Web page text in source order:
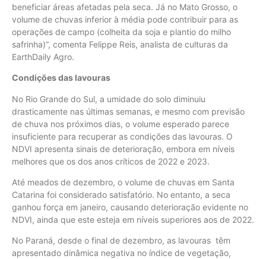
beneficiar áreas afetadas pela seca. Já no Mato Grosso, o
volume de chuvas inferior à média pode contribuir para as
operações de campo (colheita da soja e plantio do milho
safrinha)”, comenta Felippe Reis, analista de culturas da
EarthDaily Agro.
Condições das lavouras
No Rio Grande do Sul, a umidade do solo diminuiu
drasticamente nas últimas semanas, e mesmo com previsão
de chuva nos próximos dias, o volume esperado parece
insuficiente para recuperar as condições das lavouras. O
NDVI apresenta sinais de deterioração, embora em níveis
melhores que os dos anos críticos de 2022 e 2023.
Até meados de dezembro, o volume de chuvas em Santa
Catarina foi considerado satisfatório. No entanto, a seca
ganhou força em janeiro, causando deterioração evidente no
NDVI, ainda que este esteja em níveis superiores aos de 2022.
No Paraná, desde o final de dezembro, as lavouras têm
apresentado dinâmica negativa no índice de vegetação,